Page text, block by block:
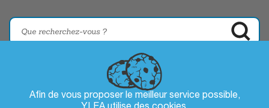
Afin de vous proposer le meilleur service possible,